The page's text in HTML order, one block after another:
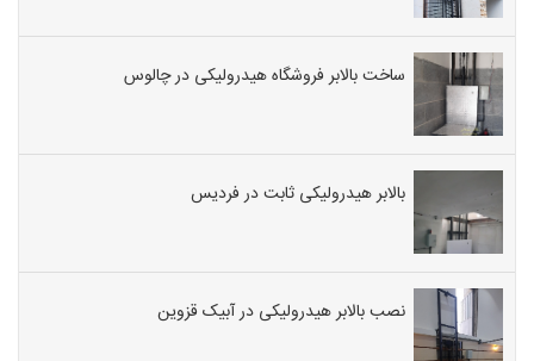
ساخت بالابر فروشگاه هیدرولیکی در چالوس
بالابر هیدرولیکی ثابت در فردیس
نصب بالابر هیدرولیکی در آبیک قزوین